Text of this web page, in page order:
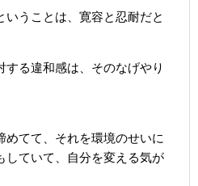
うことは、寛容と忍耐だと
る違和感は、そのなげやり
めてて、それを環境のせいに
していて、自分を変える気が